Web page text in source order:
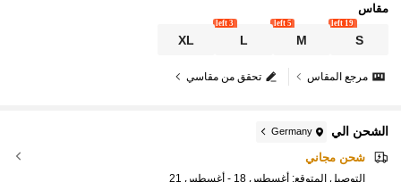
مقاس
S
19 left
M
5 left
L
3 left
XL
تحقق من مقاسي مرجع المقاس
الشحن الي Germany
شحن مجاني
التوصيل المتوقع: أغسطس 18 - أغسطس 21